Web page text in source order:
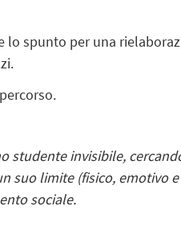
spunto per una
studente invisibile,
suo limite (fisico, emotivo
sociale.